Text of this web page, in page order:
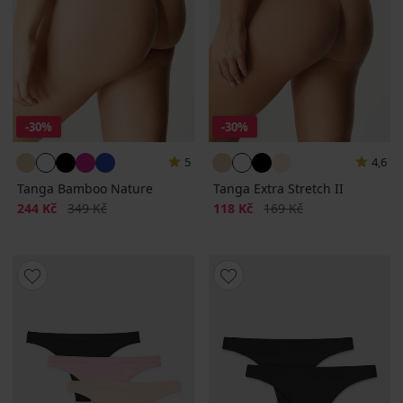
-30%
5
Tanga Bamboo Nature
Sleva
244 Kč Původní cena
349 Kč
-30%
4,6
Tanga Extra Stretch II
Sleva
118 Kč Původní cena
169 Kč